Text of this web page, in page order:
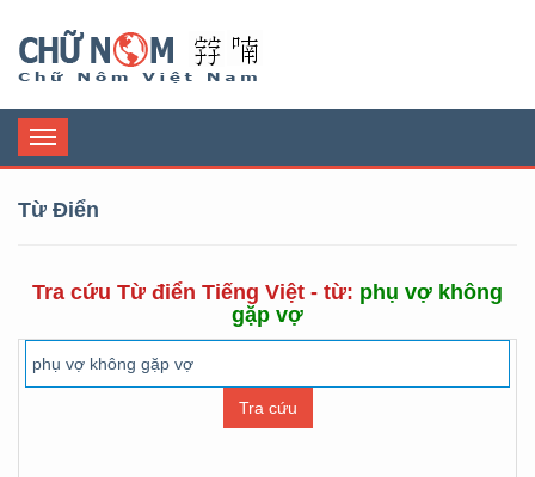
Toggle
navigation
Từ Điển
Tra cứu Từ điển Tiếng Việt - từ: phụ vợ không
gặp vợ